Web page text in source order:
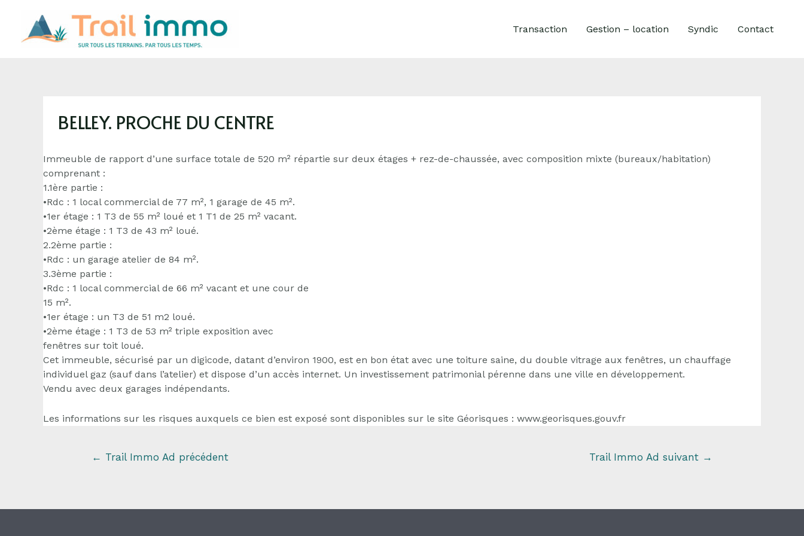
Transaction Gestion – location Syndic Contact
BELLEY. PROCHE DU CENTRE
Immeuble de rapport d’une surface totale de 520 m² répartie sur deux étages + rez-de-chaussée, avec composition mixte (bureaux/habitation)
comprenant :
1.1ère partie :
•Rdc : 1 local commercial de 77 m², 1 garage de 45 m².
•1er étage : 1 T3 de 55 m² loué et 1 T1 de 25 m² vacant.
•2ème étage : 1 T3 de 43 m² loué.
2.2ème partie :
•Rdc : un garage atelier de 84 m².
3.3ème partie :
•Rdc : 1 local commercial de 66 m² vacant et une cour de
15 m².
•1er étage : un T3 de 51 m2 loué.
•2ème étage : 1 T3 de 53 m² triple exposition avec
fenêtres sur toit loué.
Cet immeuble, sécurisé par un digicode, datant d’environ 1900, est en bon état avec une toiture saine, du double vitrage aux fenêtres, un chauffage
individuel gaz (sauf dans l’atelier) et dispose d’un accès internet. Un investissement patrimonial pérenne dans une ville en développement.
Vendu avec deux garages indépendants.
Les informations sur les risques auxquels ce bien est exposé sont disponibles sur le site Géorisques : www.georisques.gouv.fr
← Trail Immo Ad précédent Trail Immo Ad suivant →